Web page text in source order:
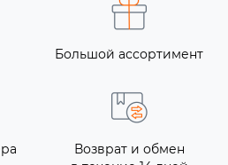
Большой ассортимент
Возврат и обмен